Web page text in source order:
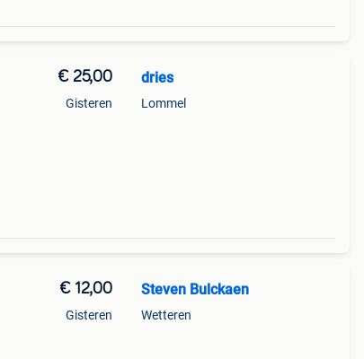
€ 25,00
Gisteren
dries
Lommel
€ 12,00
Gisteren
Steven Bulckaen
Wetteren